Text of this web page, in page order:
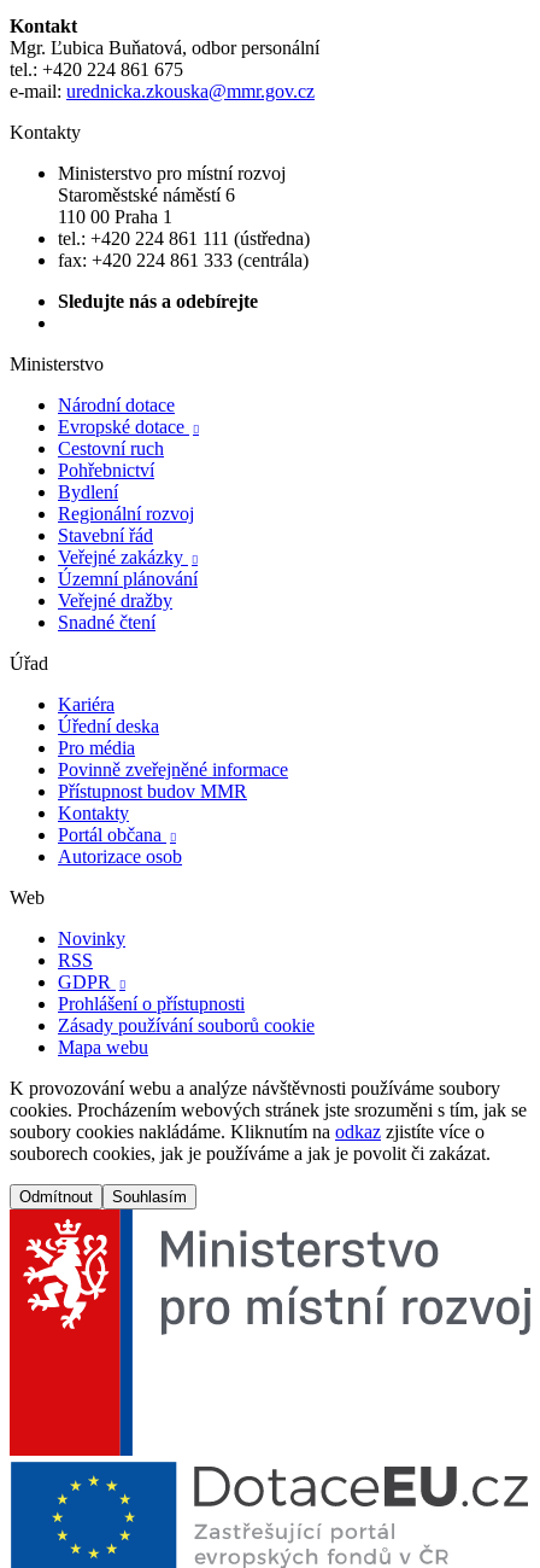
Kontakt
Mgr. Ľubica Buňatová, odbor personální
tel.: +420 224 861 675
e-mail: urednicka.zkouska@mmr.gov.cz
Kontakty
Ministerstvo pro místní rozvoj
Staroměstské náměstí 6
110 00 Praha 1
tel.: +420 224 861 111 (ústředna)
fax: +420 224 861 333 (centrála)
Sledujte nás a odebírejte
Ministerstvo
Národní dotace
Evropské dotace

Cestovní ruch
Pohřebnictví
Bydlení
Regionální rozvoj
Stavební řád
Veřejné zakázky

Územní plánování
Veřejné dražby
Snadné čtení
Úřad
Kariéra
Úřední deska
Pro média
Povinně zveřejněné informace
Přístupnost budov MMR
Kontakty
Portál občana

Autorizace osob
Web
Novinky
RSS
GDPR

Prohlášení o přístupnosti
Zásady používání souborů cookie
Mapa webu
K provozování webu a analýze návštěvnosti používáme soubory
cookies. Procházením webových stránek jste srozuměni s tím, jak se
soubory cookies nakládáme. Kliknutím na odkaz zjistíte více o
souborech cookies, jak je používáme a jak je povolit či zakázat.
Odmítnout Souhlasím